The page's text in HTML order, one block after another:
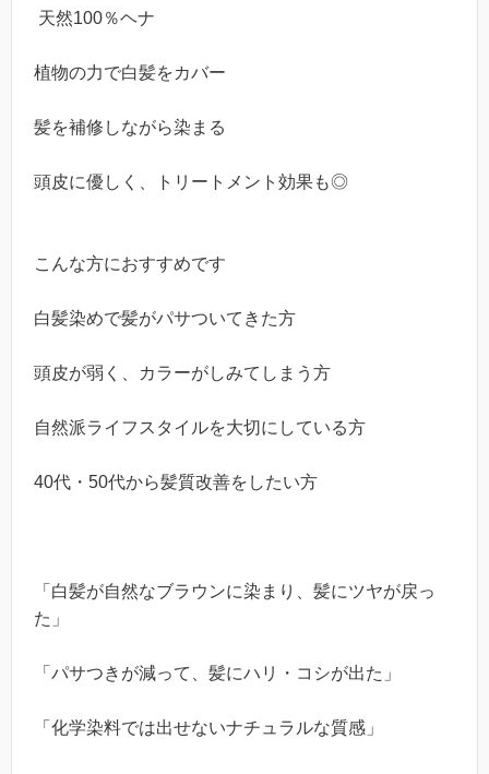
天然100％ヘナ
植物の力で白髪をカバー
髪を補修しながら染まる
頭皮に優しく、トリートメント効果も◎
こんな方におすすめです
白髪染めで髪がパサついてきた方
頭皮が弱く、カラーがしみてしまう方
自然派ライフスタイルを大切にしている方
40代・50代から髪質改善をしたい方
「白髪が自然なブラウンに染まり、髪にツヤが戻っ
た」
「パサつきが減って、髪にハリ・コシが出た」
「化学染料では出せないナチュラルな質感」